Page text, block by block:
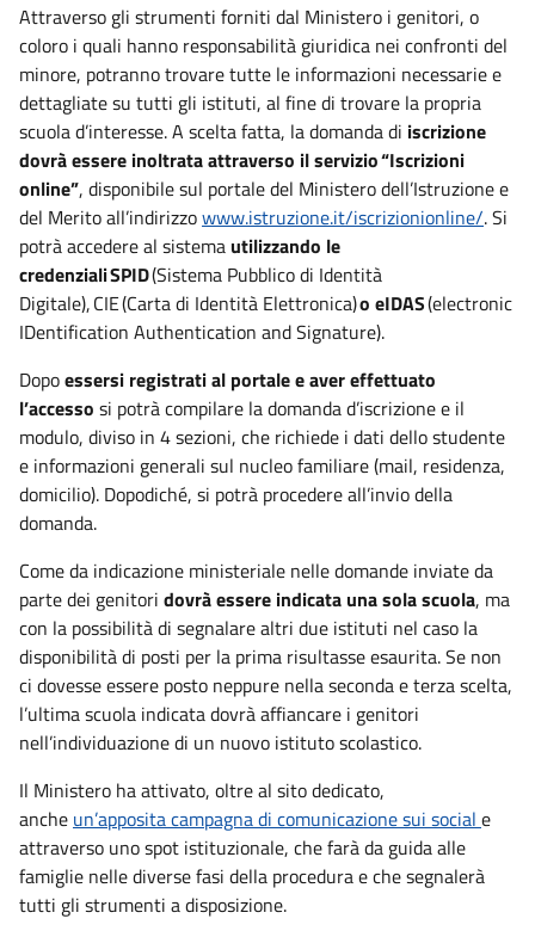
Attraverso gli strumenti forniti dal Ministero i genitori, o
coloro i quali hanno responsabilità giuridica nei confronti del
minore, potranno trovare tutte le informazioni necessarie e
dettagliate su tutti gli istituti, al fine di trovare la propria
scuola d’interesse. A scelta fatta, la domanda di iscrizione
dovrà essere inoltrata attraverso il servizio “Iscrizioni
online”, disponibile sul portale del Ministero dell’Istruzione e
del Merito all’indirizzowww.istruzione.it/iscrizionionline/. Si
potrà accedere al sistema utilizzando le
credenziali SPID(Sistema Pubblico di Identità
Digitale), CIE (Carta di Identità Elettronica)o eIDAS(electronic
IDentification Authentication and Signature).
Dopoessersi registrati al portale e aver effettuato
l’accesso si potrà compilare la domanda d’iscrizione e il
modulo, diviso in 4 sezioni, che richiede i dati dello studente
e informazioni generali sul nucleo familiare (mail, residenza,
domicilio). Dopodiché, si potrà procedere all’invio della
domanda.
Come da indicazione ministeriale nelle domande inviate da
parte dei genitori dovrà essere indicata una sola scuola, ma
con la possibilità di segnalare altri due istituti nel caso la
disponibilità di posti per la prima risultasse esaurita. Se non
ci dovesse essere posto neppure nella seconda e terza scelta,
l’ultima scuola indicata dovrà affiancare i genitori
nell’individuazione di un nuovo istituto scolastico.
Il Ministero ha attivato, oltre al sito dedicato,
anche un’apposita campagna di comunicazione sui social e
attraverso uno spot istituzionale, che farà da guida alle
famiglie nelle diverse fasi della procedura e che segnalerà
tutti gli strumenti a disposizione.